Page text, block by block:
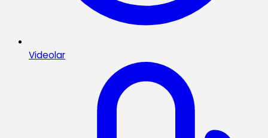
Videolar